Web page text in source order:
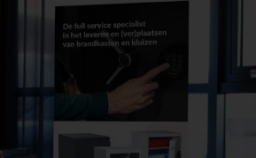
Brandwerende archiefkast
Brandwerende ladekast